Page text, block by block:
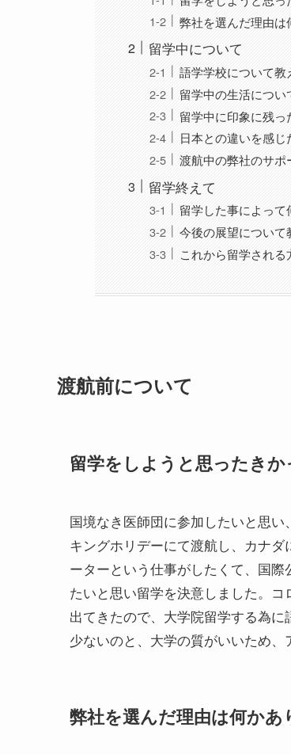
弊社を選んだ理由は
留学中について
語学学校について教
留学中の生活につい
留学中に印象に残っ
日本との違いを感じ
渡航中の弊社のサポ
留学終えて
留学した事によっ
今後の展望について
これから留学される
渡航前について
留学をしようと思ったき
国境なき医師団に参加したいと思
キングホリデーにて渡航し、カナ
ーターという仕事がしたくて、国
たいと思い留学を決意しました。
出てきたので、大学院留学する為
少ないのと、大学の質がいいため、
弊社を選んだ理由は何かあ